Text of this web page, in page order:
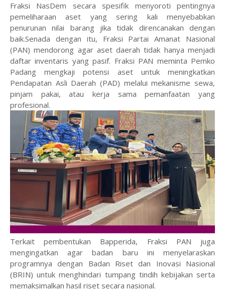
Fraksi NasDem secara spesifik menyoroti pentingnya
pemeliharaan aset yang sering kali menyebabkan
penurunan nilai barang jika tidak direncanakan dengan
baik.Senada dengan itu, Fraksi Partai Amanat Nasional
(PAN) mendorong agar aset daerah tidak hanya menjadi
daftar inventaris yang pasif. Fraksi PAN meminta Pemko
Padang mengkaji potensi aset untuk meningkatkan
Pendapatan Asli Daerah (PAD) melalui mekanisme sewa,
pinjam pakai, atau kerja sama pemanfaatan yang
profesional.
Terkait pembentukan Bapperida, Fraksi PAN juga
mengingatkan agar badan baru ini menyelaraskan
programnya dengan Badan Riset dan Inovasi Nasional
(BRIN) untuk menghindari tumpang tindih kebijakan serta
memaksimalkan hasil riset secara nasional.